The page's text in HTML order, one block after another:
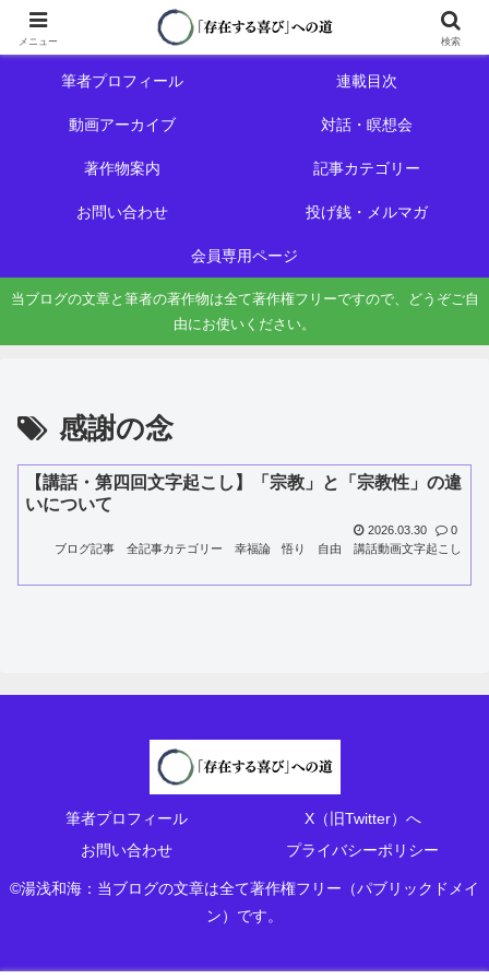
初めての方へ
筆者プロフィール 連載目次
動画アーカイブ 対話・瞑想会
著作物案内 記事カテゴリー
お問い合わせ 投げ銭・メルマガ
会員専用ページ
当ブログの文章と筆者の著作物は全て著作権フリーですので、どうぞご自
由にお使いください。
感謝の念
【講話・第四回文字起こし】「宗教」と「宗教性」の違
いについて
2026.03.30
0
ブログ記事
全記事カテゴリー 幸福論 悟り 自由 講話動画文字起こし
筆者プロフィール
X（旧Twitter）へ
お問い合わせ
プライバシーポリシー
©湯浅和海：当ブログの文章は全て著作権フリー（パブリックドメイ
ン）です。
メニュー 検索